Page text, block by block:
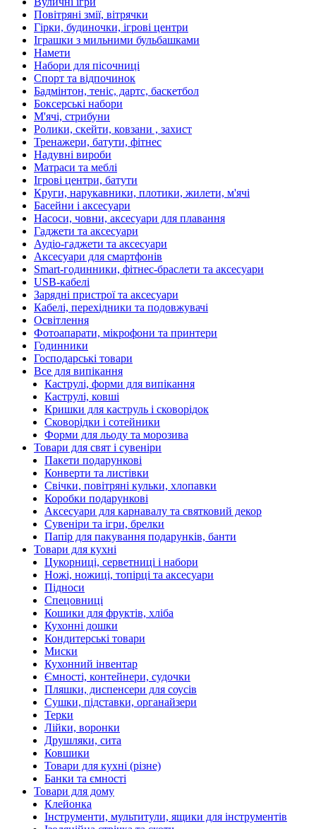
Повітряні змії, вітрячки
Гірки, будиночки, ігрові центри
Іграшки з мильними бульбашками
Намети
Набори для пісочниці
Спорт та відпочинок
Бадмінтон, теніс, дартс, баскетбол
Боксерські набори
М'ячі, стрибуни
Ролики, скейти, ковзани , захист
Тренажери, батути, фітнес
Надувні вироби
Матраси та меблі
Ігрові центри, батути
Круги, нарукавники, плотики, жилети, м'ячі
Басейни і аксесуари
Насоси, човни, аксесуари для плавання
Гаджети та аксесуари
Аудіо-гаджети та аксесуари
Аксесуари для смартфонів
Smart-годинники, фітнес-браслети та аксесуари
USB-кабелі
Зарядні пристрої та аксесуари
Кабелі, перехідники та подовжувачі
Освітлення
Фотоапарати, мікрофони та принтери
Годинники
Господарські товари
Все для випікання
Каструлі, форми для випікання
Каструлі, ковші
Кришки для каструль і сковорідок
Сковорідки і сотейники
Форми для льоду та морозива
Товари для свят і сувеніри
Пакети подарункові
Конверти та листівки
Свічки, повітряні кульки, хлопавки
Коробки подарункові
Аксесуари для карнавалу та святковий декор
Сувеніри та ігри, брелки
Папір для пакування подарунків, банти
Товари для кухні
Цукорниці, серветниці і набори
Ножі, ножиці, топірці та аксесуари
Підноси
Спецовниці
Кошики для фруктів, хліба
Кухонні дошки
Кондитерські товари
Миски
Кухонний інвентар
Ємності, контейнери, судочки
Пляшки, диспенсери для соусів
Сушки, підставки, органайзери
Терки
Лійки, воронки
Друшляки, сита
Ковшики
Товари для кухні (різне)
Банки та ємності
Товари для дому
Клейонка
Інструменти, мультитули, ящики для інструментів